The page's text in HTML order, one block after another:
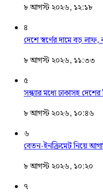
৮ আগস্ট ২০২৬, ১২:১৮
৪
দেশে স্বর্ণের দামে বড়
৮ আগস্ট ২০২৬, ১১:৩৩
৫
সন্ধ্যার মধ্যে ঢাকাসহ দেশের
৮ আগস্ট ২০২৬, ১০:৪৬
৬
বেতন-ইনক্রিমেট নিয়ে
৮ আগস্ট ২০২৬, ১০:২০
৭